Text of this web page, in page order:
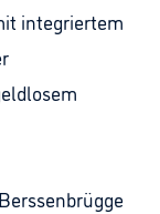
integriertem